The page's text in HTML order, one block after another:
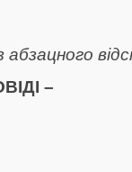
абзацного
–